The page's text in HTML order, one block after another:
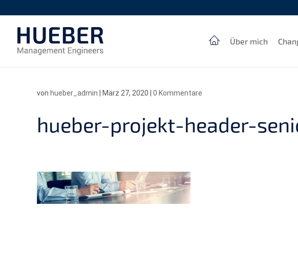
Über mich
von hueber_admin März 27, 2020 0 Kommentare
hueber-projekt-header-